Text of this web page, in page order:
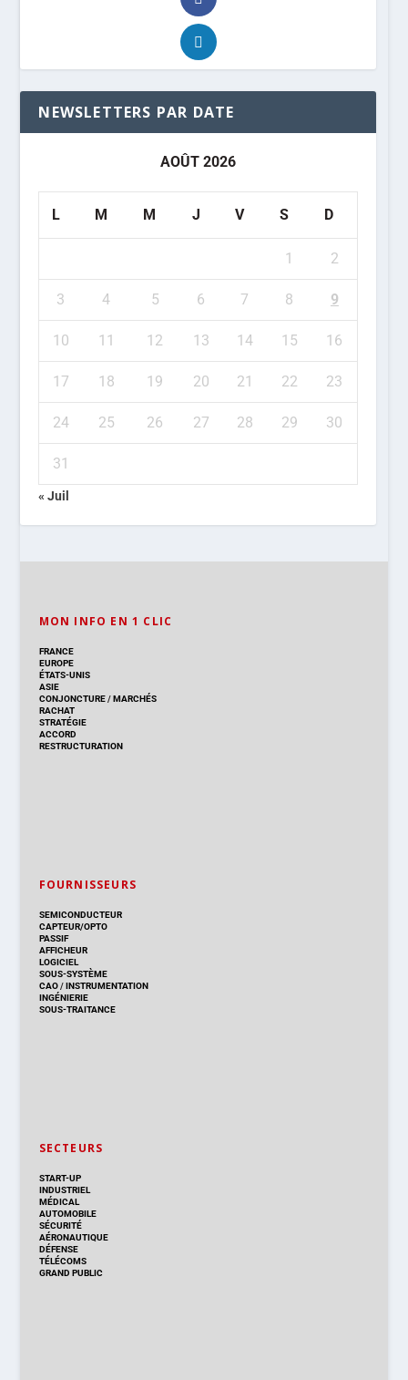
NEWSLETTERS PAR DATE
AOÛT 2026
L M M J V S D
1 2
3 4 5 6 7 8 9
10 11 12 13 14 15 16
17 18 19 20 21 22 23
24 25 26 27 28 29 30
31
« Juil
MON INFO EN 1 CLIC
FRANCE
EUROPE
ÉTATS-UNIS
ASIE
CONJONCTURE/MARCHÉS
RACHAT
STRATÉGIE
ACCORD
RESTRUCTURATION
FOURNISSEURS
SEMICONDUCTEUR
CAPTEUR/OPTO
PASSIF
AFFICHEUR
LOGICIEL
SOUS-SYSTÈME
CAO/INSTRUMENTATION
INGÉNIERIE
SOUS-TRAITANCE
SECTEURS
START-UP
INDUSTRIEL
MÉDICAL
AUTOMOBILE
SÉCURITÉ
AÉRONAUTIQUE
DÉFENSE
TÉLÉCOMS
GRAND PUBLIC